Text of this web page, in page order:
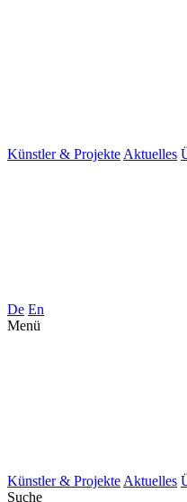
Künstler & Projekte Aktuelles
De En
Menü
Künstler & Projekte Aktuelles
Suche